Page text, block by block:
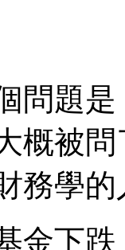
問題
概被
務學
金下跌